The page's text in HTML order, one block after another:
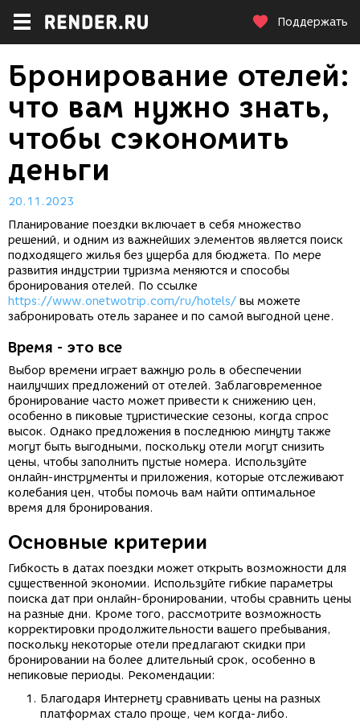
Поддержать
Бронирование отелей:
что вам нужно знать,
чтобы сэкономить
деньги
20.11.2023
Планирование поездки включает в себя множество
решений, и одним из важнейших элементов является поиск
подходящего жилья без ущерба для бюджета. По мере
развития индустрии туризма меняются и способы
бронирования отелей. По ссылке
https://www.onetwotrip.com/ru/hotels/ вы можете
забронировать отель заранее и по самой выгодной цене.
Время - это все
Выбор времени играет важную роль в обеспечении
наилучших предложений от отелей. Заблаговременное
бронирование часто может привести к снижению цен,
особенно в пиковые туристические сезоны, когда спрос
высок. Однако предложения в последнюю минуту также
могут быть выгодными, поскольку отели могут снизить
цены, чтобы заполнить пустые номера. Используйте
онлайн-инструменты и приложения, которые отслеживают
колебания цен, чтобы помочь вам найти оптимальное
время для бронирования.
Основные критерии
Гибкость в датах поездки может открыть возможности для
существенной экономии. Используйте гибкие параметры
поиска дат при онлайн-бронировании, чтобы сравнить цены
на разные дни. Кроме того, рассмотрите возможность
корректировки продолжительности вашего пребывания,
поскольку некоторые отели предлагают скидки при
бронировании на более длительный срок, особенно в
непиковые периоды. Рекомендации:
Благодаря Интернету сравнивать цены на разных
платформах стало проще, чем когда-либо.